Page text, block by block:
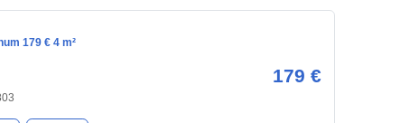
179 € 4 m²
179 €